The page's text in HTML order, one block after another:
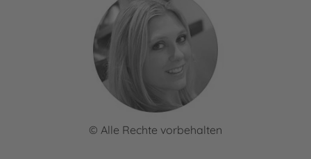
© Alle Rechte vorbehalten